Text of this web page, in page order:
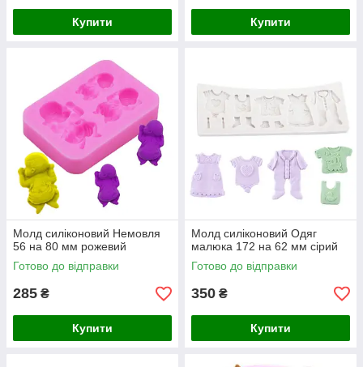
Купити Купити
Молд силіконовий Немовля
56 на 80 мм рожевий
Готово до відправки
285 ₴
Купити
Молд силіконовий Одяг
малюка 172 на 62 мм сірий
Готово до відправки
350 ₴
Купити